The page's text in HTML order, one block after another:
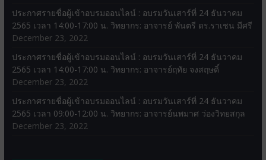
ประกาศรายชื่อผู้เข้าอบรมออนไลน์ : อบรมวันเสาร์ที่ 24 ธันวาคม
2565 เวลา 14:00-17:00 น. วิทยากร: อาจารย์ พันตรี ดร.ราเชน มีศรี
December 23, 2022
ประกาศรายชื่อผู้เข้าอบรมออนไลน์ : อบรมวันเสาร์ที่ 24 ธันวาคม
2565 เวลา 14:00-17:00 น. วิทยากร: อาจารย์ฤทัย จงสฤษดิ์
December 23, 2022
ประกาศรายชื่อผู้เข้าอบรมออนไลน์ : อบรมวันเสาร์ที่ 24 ธันวาคม
2565 เวลา 09:00-12:00 น. วิทยากร: อาจารย์นพมาศ ว่องวิทยสกุล
December 23, 2022